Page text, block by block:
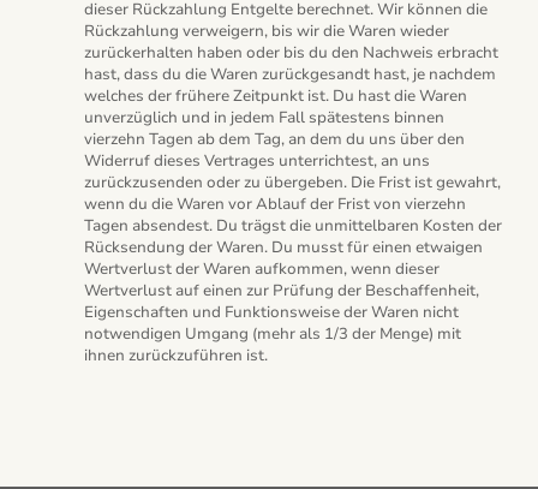
dieser Rückzahlung Entgelte berechnet. Wir können die
Rückzahlung verweigern, bis wir die Waren wieder
zurückerhalten haben oder bis du den Nachweis erbracht
hast, dass du die Waren zurückgesandt hast, je nachdem
welches der frühere Zeitpunkt ist. Du hast die Waren
unverzüglich und in jedem Fall spätestens binnen
vierzehn Tagen ab dem Tag, an dem du uns über den
Widerruf dieses Vertrages unterrichtest, an uns
zurückzusenden oder zu übergeben. Die Frist ist gewahrt,
wenn du die Waren vor Ablauf der Frist von vierzehn
Tagen absendest. Du trägst die unmittelbaren Kosten der
Rücksendung der Waren. Du musst für einen etwaigen
Wertverlust der Waren aufkommen, wenn dieser
Wertverlust auf einen zur Prüfung der Beschaffenheit,
Eigenschaften und Funktionsweise der Waren nicht
notwendigen Umgang (mehr als 1/3 der Menge) mit
ihnen zurückzuführen ist.